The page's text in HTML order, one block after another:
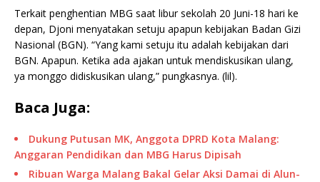
Terkait penghentian MBG saat libur sekolah 20 Juni-18 hari ke
depan, Djoni menyatakan setuju apapun kebijakan Badan Gizi
Nasional (BGN). “Yang kami setuju itu adalah kebijakan dari
BGN. Apapun. Ketika ada ajakan untuk mendiskusikan ulang,
ya monggo didiskusikan ulang,” pungkasnya. (lil).
Baca Juga:
Dukung Putusan MK, Anggota DPRD Kota Malang:
Anggaran Pendidikan dan MBG Harus Dipisah
Ribuan Warga Malang Bakal Gelar Aksi Damai di Alun-